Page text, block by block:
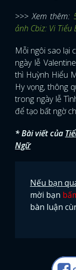
>>> Xem thêm:
ảnh Cbiz: Vi
Mỗi ngôi sao lại
ngày lễ
thì Huỳnh Hiểu
Hy vọng, thông
trong ngày lễ
để tạo bất ngờ
* Bài viết của
Ngữ
Nếu bạn
mời bạn
bàn luận